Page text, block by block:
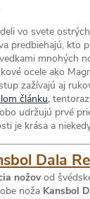
vo svete
predbiehajú, kto
mnohých
ocele ako
zažívajú aj
článku,
udržujú prvé
je krása a
Dala
nožovod
noža Kansbol